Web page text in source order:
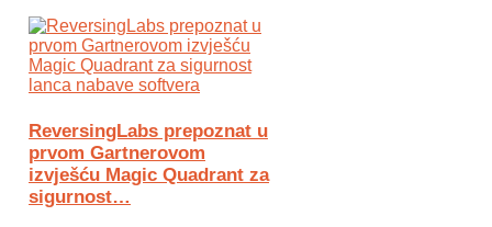
ReversingLabs prepoznat u
prvom Gartnerovom
izvješću Magic Quadrant za
sigurnost…